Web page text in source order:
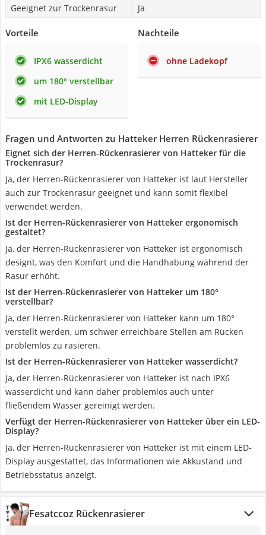
Geeignet zur Trockenrasur
Ja
Vorteile
IPX6 wasserdicht
um 180° verstellbar
mit LED-Display
Nachteile
ohne Ladekopf
Fragen und Antworten zu Hatteker Herren Rückenrasierer
Eignet sich der Herren-Rückenrasierer von Hatteker für die
Trockenrasur?
Ja, der Herren-Rückenrasierer von Hatteker ist laut Hersteller
auch zur Trockenrasur geeignet und kann somit flexibel
verwendet werden.
Ist der Herren-Rückenrasierer von Hatteker ergonomisch
gestaltet?
Ja, der Herren-Rückenrasierer von Hatteker ist ergonomisch
designt, was den Komfort und die Handhabung während der
Rasur erhöht.
Ist der Herren-Rückenrasierer von Hatteker um 180°
verstellbar?
Ja, der Herren-Rückenrasierer von Hatteker kann um 180°
verstellt werden, um schwer erreichbare Stellen am Rücken
problemlos zu rasieren.
Ist der Herren-Rückenrasierer von Hatteker wasserdicht?
Ja, der Herren-Rückenrasierer von Hatteker ist nach IPX6
wasserdicht und kann daher problemlos auch unter
fließendem Wasser gereinigt werden.
Verfügt der Herren-Rückenrasierer von Hatteker über ein LED-
Display?
Ja, der Herren-Rückenrasierer von Hatteker ist mit einem LED-
Display ausgestattet, das Informationen wie Akkustand und
Betriebsstatus anzeigt.
Fesatccoz Rückenrasierer